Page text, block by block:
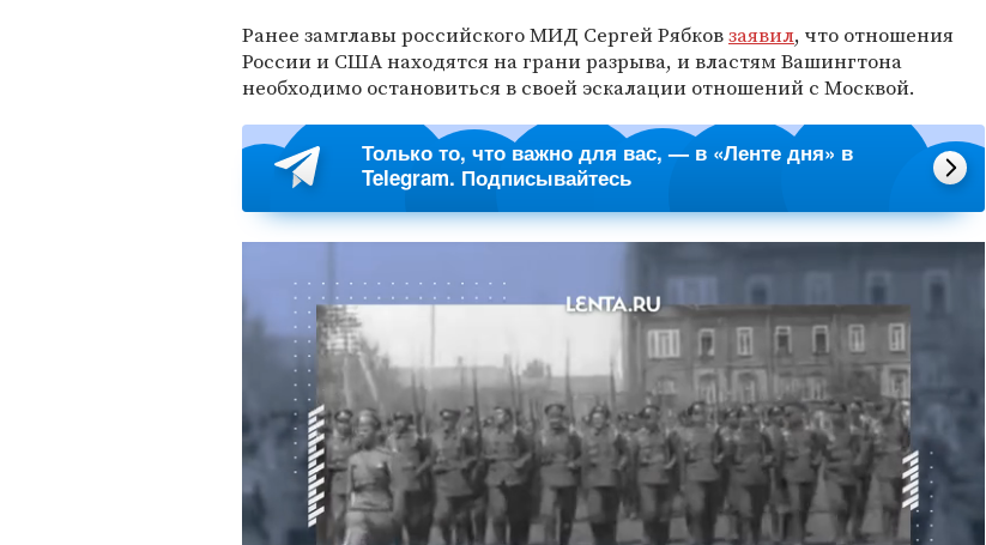
Ранее замглавы российского МИД Сергей Рябковзаявил, что отношения
России и США находятся на грани разрыва, и властям Вашингтона
необходимо остановиться в своей эскалации отношений с Москвой.
Только то, что важно для вас, — в «Ленте дня» в
Telegram. Подписывайтесь